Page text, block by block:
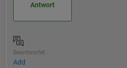
Antwort
Beantwortet
Add